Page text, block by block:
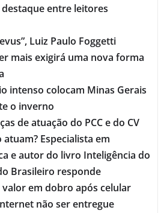
destaque entre leitores
Luiz Paulo Foggetti
mais exigirá uma nova forma
intenso colocam Minas Gerais
o inverno
de atuação do PCC e do CV
Especialista em
e autor do livro Inteligência do
Brasileiro responde
valor em dobro após celular
não ser entregue